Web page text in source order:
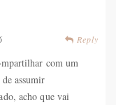
Reply
com um
assumir
acho que vai